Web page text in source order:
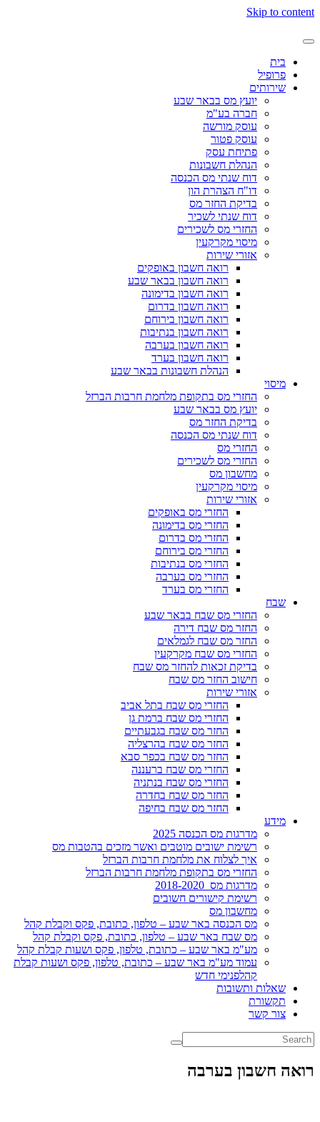
Skip to
פרופיל
שירותים
יועץ מס בבאר שבע
חברה בע"מ
עוסק מורשה
עוסק פטור
פתיחת עסק
הנהלת חשבונות
דוח שנתי מס הכנסה
דו"ח הצהרת הון
בדיקת החזר מס
דוח שנתי לשכיר
החזרי מס לשכירים
מיסוי מקרקעין
אזורי שירות
רואה חשבון באופקים
רואה חשבון בבאר שבע
רואה חשבון בדימונה
רואה חשבון בדרום
רואה חשבון בירוחם
רואה חשבון בנתיבות
רואה חשבון בערבה
רואה חשבון בערד
הנהלת חשבונות בבאר שבע
החזרי מס בתקופת מלחמת חרבות הברזל
יועץ מס בבאר שבע
בדיקת החזר מס
דוח שנתי מס הכנסה
החזרי מס
החזרי מס לשכירים
מחשבון מס
מיסוי מקרקעין
אזורי שירות
החזרי מס באופקים
החזרי מס בדימונה
החזרי מס בדרום
החזרי מס בירוחם
החזרי מס בנתיבות
החזרי מס בערבה
החזרי מס בערד
החזרי מס שבח בבאר שבע
החזר מס שבח דירה
החזר מס שבח לגמלאים
החזרי מס שבח מקרקעין
בדיקת זכאות להחזר מס שבח
חישוב החזר מס שבח
אזורי שירות
החזרי מס שבח בתל אביב
החזרי מס שבח ברמת גן
החזר מס שבח בגבעתיים
החזר מס שבח בהרצליה
החזר מס שבח בכפר סבא
החזרי מס שבח ברעננה
החזרי מס שבח בנתניה
החזר מס שבח בחדרה
החזר מס שבח בחיפה
מדרגות מס הכנסה 2025
רשימת ישובים מוטבים ואשר מזכים בהטבות מס
איך לצלוח את מלחמת חרבות הברזל
החזרי מס בתקופת מלחמת חרבות הברזל
מדרגות מס 2018-2020
רשימת קישורים חשובים
מחשבון מס
מס הכנסה באר שבע – טלפון, כתובת, פקס וקבלת קהל
מס שבח באר שבע – טלפון, כתובת, פקס וקבלת קהל
מע"מ באר שבע – כתובת, טלפון, פקס ושעות קבלת קהל
עמוד מע"מ באר שבע – כתובת, טלפון, פקס ושעות קבלת
קהלפנימי חדש
שאלות ותשובות
תקשורת
צור קשר
חשבון בערבה